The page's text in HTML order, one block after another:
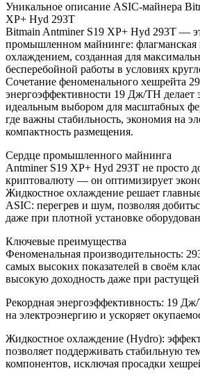
Уникальное описание ASIC‑майнера
XP+ Hyd 293T
Bitmain Antminer S19 XP+ Hyd 293T —
промышленном майнинге: флагманская
охлаждением, созданная для
бесперебойной работы в условиях
Сочетание феноменального хешрейта
энергоэффективности 19 Дж/TH делает
идеальным выбором для масштабных
где важны стабильность, экономия на
компактность размещения.
Сердце промышленного майнинга
Antminer S19 XP+ Hyd 293T не просто
криптовалюту — он оптимизирует
Жидкостное охлаждение решает
ASIC: перегрев и шум, позволяя
даже при плотной установке
Ключевые преимущества
Феноменальная производительность:
самых высоких показателей в своём
высокую доходность даже при
Рекордная энергоэффективность: 19
на электроэнергию и ускоряет
Жидкостное охлаждение (Hydro):
позволяет поддерживать стабильную
компонентов, исключая просадки